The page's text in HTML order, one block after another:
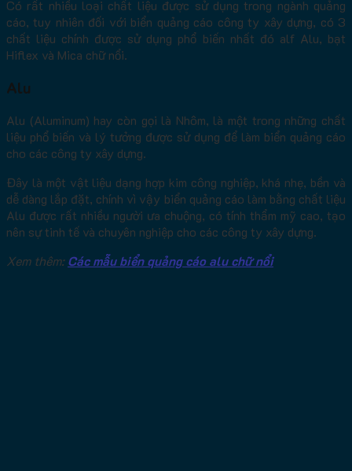
Có rất nhiều loại chất liệu được sử dụng trong ngành quảng
cáo, tuy nhiên đối với biển quảng cáo công ty xây dựng, có 3
chất liệu chính được sử dụng phổ biến nhất đó alf Alu, bạt
Hiflex và Mica chữ nổi.
Alu
Alu (Aluminum) hay còn gọi là Nhôm, là một trong những chất
liệu phổ biến và lý tưởng được sử dụng để làm biển quảng cáo
cho các công ty xây dựng.
Đây là một vật liệu dạng hợp kim công nghiệp, khá nhẹ, bền và
dễ dàng lắp đặt, chính vì vậy biển quảng cáo làm bằng chất liệu
Alu được rất nhiều người ưa chuộng, có tính thẩm mỹ cao, tạo
nên sự tinh tế và chuyên nghiệp cho các công ty xây dựng.
Xem thêm:Các mẫu biển quảng cáo alu chữ nổi